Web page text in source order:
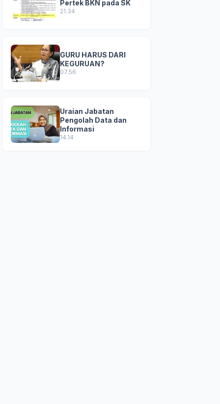
Pertek BKN pada SK
21.34
GURU HARUS DARI
KEGURUAN?
07.56
Uraian Jabatan
Pengolah Data dan
Informasi
14.14